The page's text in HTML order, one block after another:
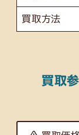
買取方法
買取